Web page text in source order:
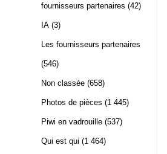
fournisseurs partenaires (42)
IA (3)
Les fournisseurs partenaires
(546)
Non classée (658)
Photos de pièces (1 445)
Piwi en vadrouille (537)
Qui est qui (1 464)